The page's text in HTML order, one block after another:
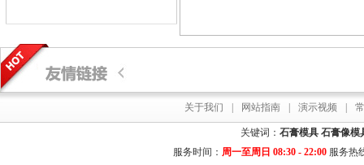
关于我们 网站指南 演示视频
关键词： 石膏模具 石膏像模
服务时间： 周一至周日 08:30 - 22:00服务热